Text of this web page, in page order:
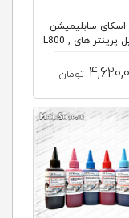
سابلیمیشن
100 میل پرینتر های L800 ,
تومان